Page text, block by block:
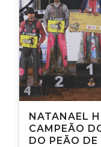
NATANAEL
CAMPEÃO
DO PEÃO